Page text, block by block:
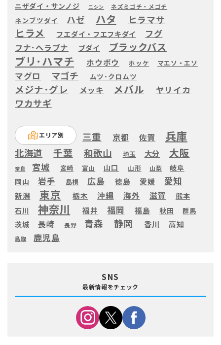
ニザダイ・サンノジ ニシン ネズミゴチ・メゴチ
ネンブツダイ ハゼ ハタ ヒラマサ
ヒラメ フエダイ・フエフキダイ フグ
フナ･ヘラブナ ブダイ ブラックバス
ブリ･ハマチ ホウボウ ホッケ マエソ・エソ
マグロ マゴチ ムツ･クロムツ
メジナ･グレ メッキ メバル ヤリイカ
ワカサギ
エリア別 三重 京都 佐賀 兵庫
北海道 千葉 和歌山 埼玉 大分 大阪
奈良 宮城 宮崎 富山 山口 山形 山梨
岐阜
岡山
岩手 島根 広島 徳島 愛媛 愛知
新潟 東京 栃木 沖縄 海外 滋賀
熊本
石川
神奈川 福井 福岡 福島 秋田 群馬
茨城 長崎 長野 青森 静岡 香川 高知
鳥取 鹿児島
SNS
最新情報をチェック